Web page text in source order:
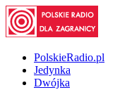
PolskieRadio.pl
Jedynka
Dwójka